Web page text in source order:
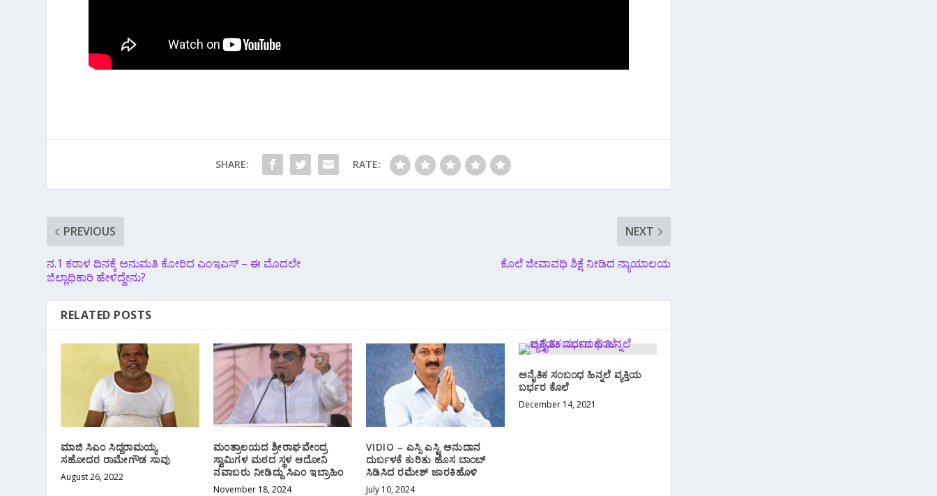
SHARE: RATE:
PREVIOUS
ನ.1 ಕರಾಳ ದಿನಕ್ಕೆ ಅನುಮತಿ ಕೋರಿದ ಎಂಇಎಸ್‌ – ಈ ಮೊದಲೇ
ಜಿಲ್ಲಾಧಿಕಾರಿ ಹೇಳಿದ್ದೇನು?
NEXT
ಕೊಲೆ ಜೀವಾವಧಿ ಶಿಕ್ಷೆ ನೀಡಿದ ನ್ಯಾಯಾಲಯ
RELATED POSTS
ಮಾಜಿ ಸಿಎಂ ಸಿದ್ದರಾಮಯ್ಯ
ಸಹೋದರ ರಾಮೇಗೌಡ ಸಾವು
August 26, 2022
ಮಂತ್ರಾಲಯದ ಶ್ರೀರಾಘವೇಂದ್ರ
ಸ್ವಾಮಿಗಳ ಮಠದ ಸ್ಥಳ ಆದೋನಿ
ನವಾಬರು ನೀಡಿದ್ದು ಸಿಎಂ ಇಬ್ರಾಹಿಂ
November 18, 2024
VIDIO – ಎಸ್ಸಿ‌ ಎಸ್ಟಿ ಅನುದಾನ
ದುರ್ಬಳಕೆ ಕುರಿತು ಹೊಸ ಬಾಂಬ್
ಸಿಡಿಸಿದ ರಮೇಶ್ ಜಾರಕಿಹೊಳಿ
July 10, 2024
ಅನೈತಿಕ ಸಂಬಂಧ ಹಿನ್ನಲೆ ವ್ಯಕ್ತಿಯ
ಬರ್ಭರ ಕೊಲೆ
December 14, 2021